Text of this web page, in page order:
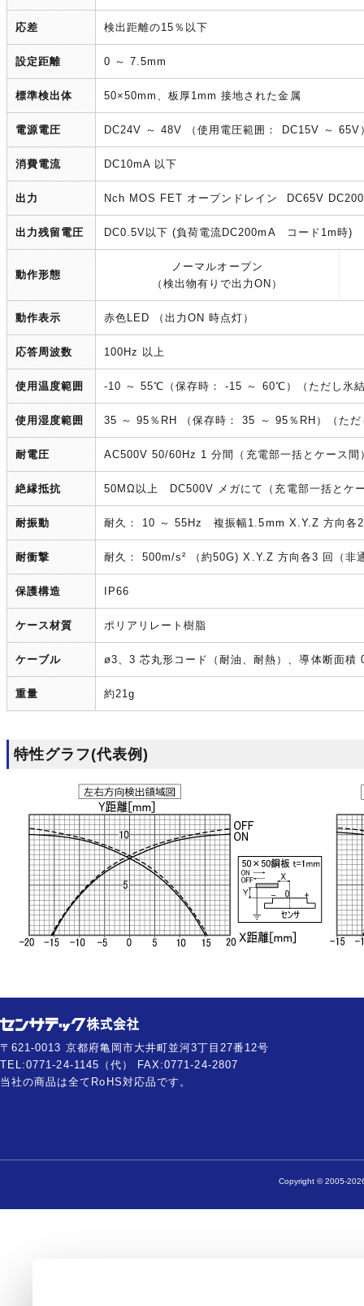
応差 検出距離の15％以下
設定距離 0 ～ 7.5mm
標準検出体 50×50mm、板厚1mm 接地された金属
電源電圧 DC24V ～ 48V （使用電圧範囲： DC15V ～ 65V
消費電流 DC10mA 以下
出力 Nch MOS FET オープンドレイン DC65V
出力残留電圧 DC0.5V以下 (負荷電流DC200mA コード1m時)
動作形態
ノーマルオープン
（検出物有りで出力ON）
動作表示 赤色LED （出力ON 時点灯）
応答周波数 100Hz 以上
使用温度範囲 -10 ～ 55℃（保存時： -15 ～ 60℃）（ただし氷
使用湿度範囲 35 ～ 95％RH （保存時： 35 ～ 95％RH）（ただ
耐電圧 AC500V 50/60Hz 1 分間（充電部一括とケース間
絶縁抵抗 50MΩ以上 DC500V メガにて（充電部一括とケ
耐振動 耐久： 10 ～ 55Hz 複振幅1.5mm X.Y.Z 方向各
耐衝撃 耐久： 500m/s² （約50G) X.Y.Z 方向各3 回（非
保護構造 IP66
ケース材質 ポリアリレート樹脂
ケーブル ø3、3 芯丸形コード（耐油、耐熱）、導体断面
重量 約21g
特性グラフ(代表例)
〒621-0013 京都府亀岡市大井町並河3丁目27番12号
TEL:0771-24-1145（代） FAX:0771-24-2807
当社の商品は全てRoHS対応品です。
Copyright © 2005-